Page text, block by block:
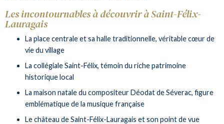
Les incontournables à découvrir à Saint-Félix-
Lauragais
La place centrale et sa halle traditionnelle, véritable cœur de
vie du village
La collégiale Saint-Félix, témoin du riche patrimoine
historique local
La maison natale du compositeur Déodat de Séverac, figure
emblématique de la musique française
Le château de Saint-Félix-Lauragais et son point de vue